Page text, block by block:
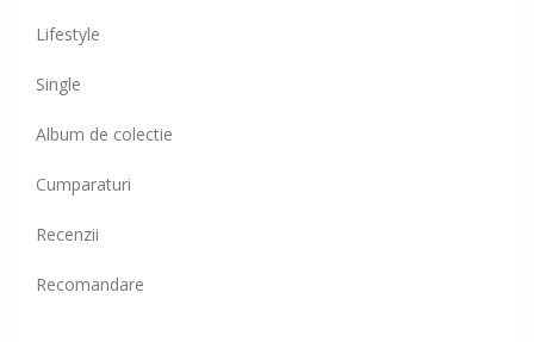
Lifestyle
Single
Album de colectie
Cumparaturi
Recenzii
Recomandare